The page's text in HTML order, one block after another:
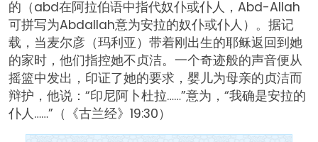
的（abd在阿拉伯语中指代奴仆或仆人，Abd-Allah
可拼写为Abdallah意为安拉的奴仆或仆人）。据记
载，当麦尔彦（玛利亚）带着刚出生的耶稣返回到她
的家时，他们指控她不贞洁。一个奇迹般的声音便从
摇篮中发出，印证了她的要求，婴儿为母亲的贞洁而
辩护，他说：“印尼阿卜杜拉……”意为，“我确是安拉的
仆人……”（《古兰经》19:30）